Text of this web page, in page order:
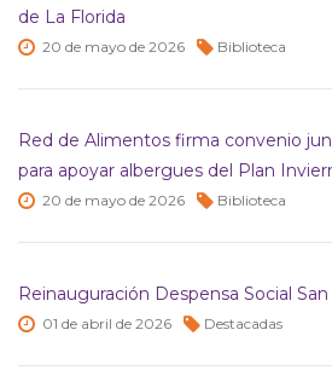
de La Florida
20 de mayo de 2026 Biblioteca
Red de Alimentos firma convenio
para apoyar albergues del Plan
20 de mayo de 2026 Biblioteca
Reinauguración Despensa Social
01 de abril de 2026 Destacadas